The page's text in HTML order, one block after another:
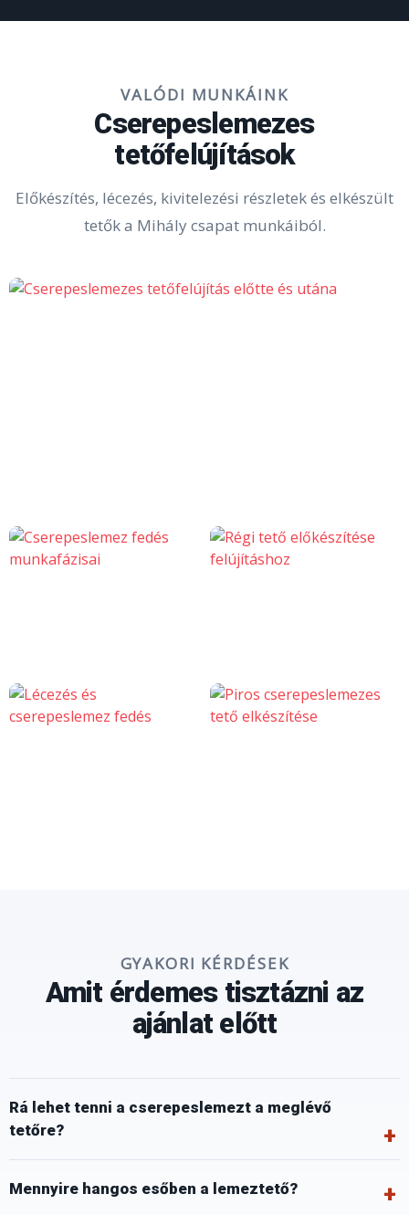
VALÓDI MUNKÁINK
Cserepeslemezes
tetőfelújítások
Előkészítés, lécezés, kivitelezési részletek és elkészült
tetők a Mihály csapat munkáiból.
GYAKORI KÉRDÉSEK
Amit érdemes tisztázni az
ajánlat előtt
Rá lehet tenni a cserepeslemezt a meglévő
tetőre?
Mennyire hangos esőben a lemeztető?